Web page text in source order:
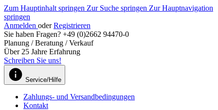
Zum Hauptinhalt springen Zur Suche springen Zur Hauptnavigation
springen
Anmelden oder Registrieren
Sie haben Fragen? +49 (0)2662 94470-0
Planung / Beratung / Verkauf
Über 25 Jahre Erfahrung
Schreiben Sie uns!
Service/Hilfe
Zahlungs- und Versandbedingungen
Kontakt